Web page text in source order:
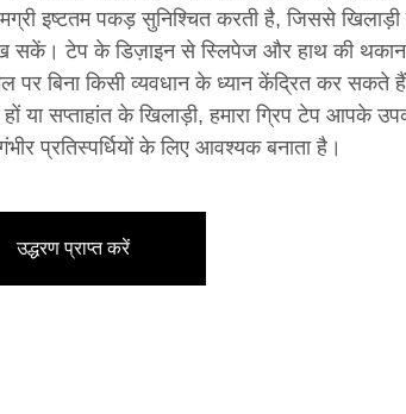
इष्टतम पकड़ सुनिश्चित करती है, जिससे
सकें। टेप के डिज़ाइन से स्लिपेज और हाथ की
पर बिना किसी व्यवधान के ध्यान केंद्रित कर
हों या सप्ताहांत के खिलाड़ी, हमारा ग्रिप टेप आपके
प्रतिस्पर्धियों के लिए आवश्यक बनाता है।
उद्धरण प्राप्त करें